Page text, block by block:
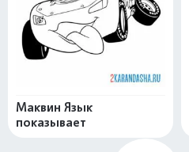
Маквин Язык
показывает